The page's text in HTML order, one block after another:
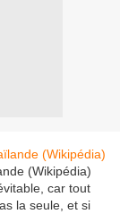
(Wikipédia)
car tout
la seule, et si